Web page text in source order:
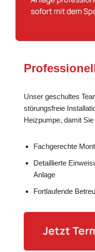
Unser geschultes
störungsfreie
Heizpumpe, damit
Fachgerechte
Detaillierte
Anlage
Fortlaufende